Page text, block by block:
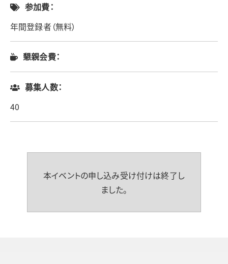
参加費：
年間登録者（無料）
懇親会費：
募集人数：
40
本イベントの申し込み受け付けは終了し
ました。